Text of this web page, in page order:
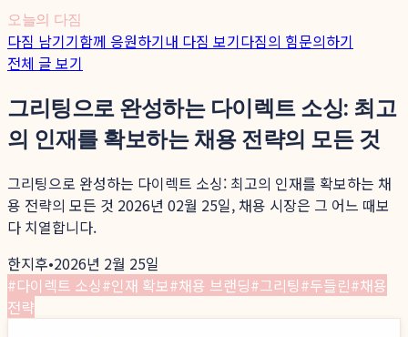
오늘의 다짐
다짐 남기기함께 응원하기내 다짐 보기다짐의 힘문의하기
전체 글 보기
그리팅으로 완성하는 다이렉트 소싱: 최고
의 인재를 확보하는 채용 전략의 모든 것
그리팅으로 완성하는 다이렉트 소싱: 최고의 인재를 확보하는 채
용 전략의 모든 것 2026년 02월 25일, 채용 시장은 그 어느 때보
다 치열합니다.
한지후•2026년 2월 25일
#다이렉트 소싱#인재 확보#채용 브랜딩#그리팅#두들린#채용
전략